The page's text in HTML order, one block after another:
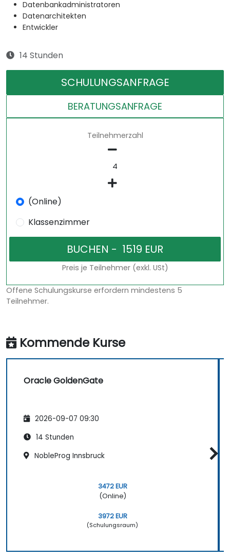
Datenbankadministratoren
Datenarchitekten
Entwickler
14 Stunden
SCHULUNGSANFRAGE
BERATUNGSANFRAGE
Teilnehmerzahl
(Online)
Klassenzimmer
Preis je Teilnehmer (exkl. USt)
Offene Schulungskurse erfordern mindestens 5
Teilnehmer.
Kommende Kurse
Oracle GoldenGate
2026-09-07 09:30
14 Stunden
NobleProg Innsbruck
3472 EUR
(Online)
3972 EUR
(Schulungsraum)